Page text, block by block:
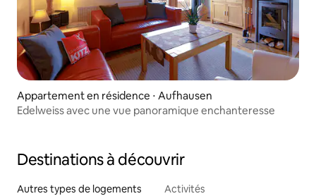
Appartement en résidence ⋅ Aufhausen
Edelweiss avec une vue panoramique enchanteresse
Destinations à découvrir
Autres types de logements Activités